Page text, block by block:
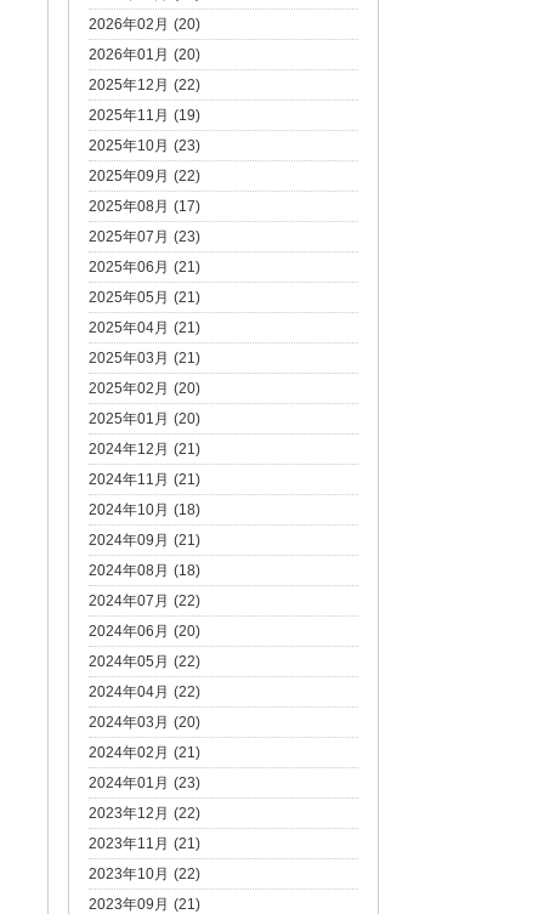
2026年02月 (20)
2026年01月 (20)
2025年12月 (22)
2025年11月 (19)
2025年10月 (23)
2025年09月 (22)
2025年08月 (17)
2025年07月 (23)
2025年06月 (21)
2025年05月 (21)
2025年04月 (21)
2025年03月 (21)
2025年02月 (20)
2025年01月 (20)
2024年12月 (21)
2024年11月 (21)
2024年10月 (18)
2024年09月 (21)
2024年08月 (18)
2024年07月 (22)
2024年06月 (20)
2024年05月 (22)
2024年04月 (22)
2024年03月 (20)
2024年02月 (21)
2024年01月 (23)
2023年12月 (22)
2023年11月 (21)
2023年10月 (22)
2023年09月 (21)